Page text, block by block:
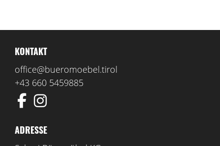
KONTAKT
office@bueromoebel.tirol
+43 660 5459885
ADRESSE